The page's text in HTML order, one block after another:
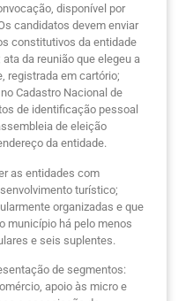
disponível por
candidatos devem enviar
constitutivos da entidade
da reunião que elegeu a
registrada em cartório;
Cadastro Nacional de
de identificação pessoal
de eleição
da entidade.
as entidades com
turístico;
organizadas e que
município há pelo menos
e seis suplentes.
de segmentos:
apoio às micro e